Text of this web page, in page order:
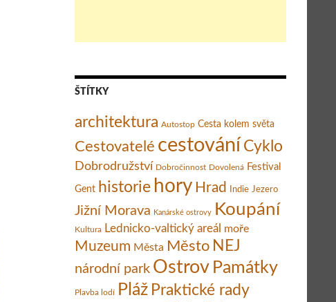
ŠTÍTKY
architektura Autostop Cesta kolem světa
Cestovatelé cestování Cyklo
Dobrodružství Dobročinnost Dovolená Festival
Gent historie hory Hrad Indie Jezero
Jižní Morava Kanárské ostrovy Koupání
Kultura Lednicko-valtický areál moře
Muzeum Města Město NEJ
národní park Ostrov Památky
Plavba lodí Pláž Praktické rady